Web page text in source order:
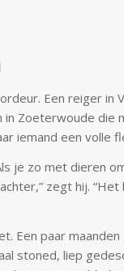
Een reiger in
in Zoeterwoude die
iemand een volle
je zo met dieren
zegt hij.
Een paar
stoned, liep